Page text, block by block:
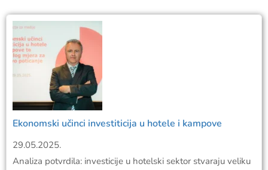
Ekonomski učinci investiticija u hotele i kampove
29.05.2025.
Analiza potvrdila: investicije u hotelski sektor stvaraju veliku